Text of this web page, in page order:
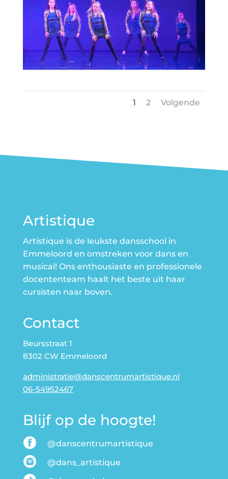
1 2 Volgende
Artistique
Artistique is de leukste dansschool in
Emmeloord en omstreken voor dans en
musical! Ons enthousiaste en professionele
docententeam haalt het beste uit haar
cursisten naar boven.
Contact
Beursstraat 1
8302 CW Emmeloord
administratie@danscentrumartistique.nl
06-54952467
Blijf op de hoogte!
@danscentrumartistique
@dans_artistique